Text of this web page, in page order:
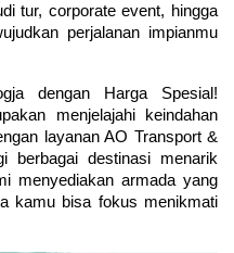
tur, corporate event, hingga
perjalanan impianmu
dengan Harga Spesial!
menjelajahi keindahan
layanan AO Transport &
berbagai destinasi menarik
menyediakan armada yang
kamu bisa fokus menikmati